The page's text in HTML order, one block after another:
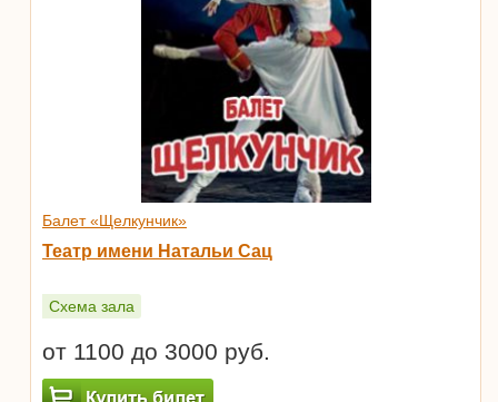
Балет «Щелкунчик»
Театр имени Натальи Сац
Схема зала
от 1100 до 3000 руб.